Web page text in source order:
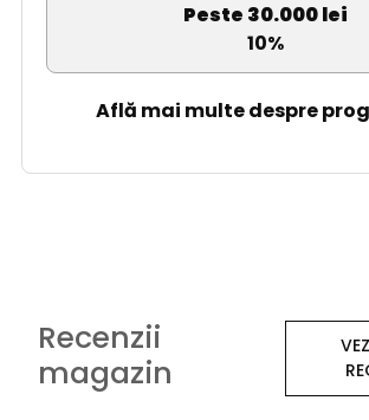
Peste 30.000 lei
10%
Află mai multe despre
Recenzii
magazin